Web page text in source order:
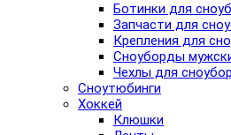
Ботинки для
Запчасти для
Крепления для
Сноуборды
Чехлы для
Сноутюбинги
Хоккей
Клюшки